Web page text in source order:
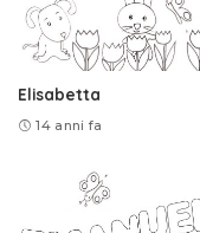
Elisabetta
14 anni fa